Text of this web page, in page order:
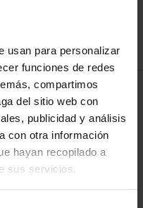
usan para personalizar
funciones de redes
compartimos
del sitio web con
publicidad y análisis
con otra información
hayan recopilado a
sus servicios.